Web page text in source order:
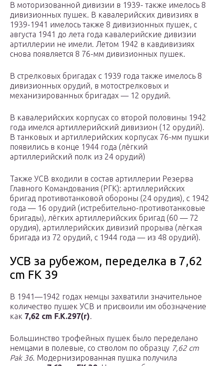
В моторизованной дивизии в 1939- также имелось 8
дивизионных пушек. В кавалерийских дивизиях в
1939-1941 имелось также 8 дивизионных пушек, с
августа 1941 до лета года кавалерийские дивизии
артиллерии не имели. Летом 1942 в кавдивизиях
снова появляется 8 76-мм дивизионных пушек.
В стрелковых бригадах с 1939 года также имелось 8
дивизионных орудий, в мотострелковых и
механизированных бригадах — 12 орудий.
В кавалерийских корпусах со второй половины 1942
года имелся артиллерийский дивизион (12 орудий).
В танковых и артиллерийских корпусах 76-мм пушки
появились в конце 1944 года (лёгкий
артиллерийский полк из 24 орудий)
Также УСВ входили в состав артиллерии Резерва
Главного Командования (РГК): артиллерийских
бригад противотанковой обороны (24 орудия), с 1942
года — 16 орудий (истребительно-противотанковые
бригады), лёгких артиллерийских бригад (60 — 72
орудия), артиллерийских дивизий прорыва (лёгкая
бригада из 72 орудий, с 1944 года — из 48 орудий).
УСВ за рубежом, переделка в 7,62
cm FK 39
В 1941—1942 годах немцы захватили значительное
количество пушек УСВ и присвоили им обозначение
как 7,62 cm F.K.297(r).
Большинство трофейных пушек было переделано
немцами в полевые, со стволом по образцу 7,62 cm
Pak 36. Модернизированная пушка получила